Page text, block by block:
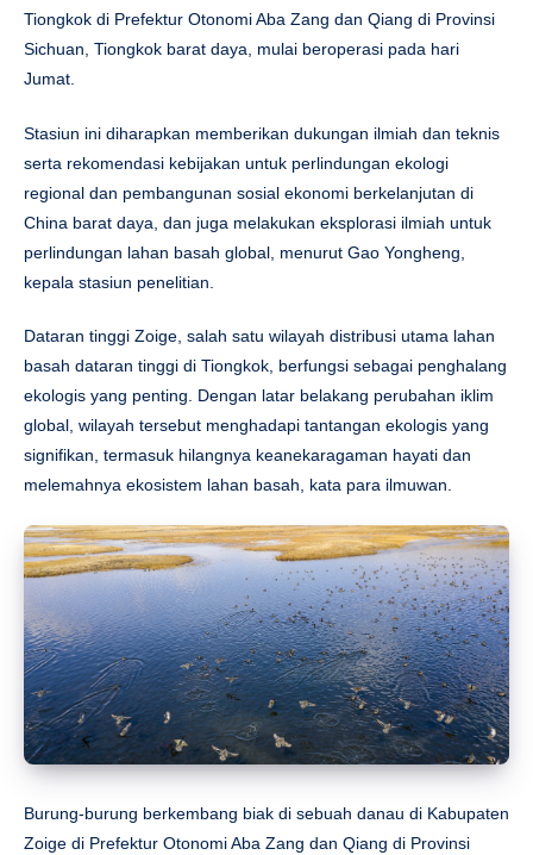
Tiongkok di Prefektur Otonomi Aba Zang dan Qiang di Provinsi
Sichuan, Tiongkok barat daya, mulai beroperasi pada hari
Jumat.
Stasiun ini diharapkan memberikan dukungan ilmiah dan teknis
serta rekomendasi kebijakan untuk perlindungan ekologi
regional dan pembangunan sosial ekonomi berkelanjutan di
China barat daya, dan juga melakukan eksplorasi ilmiah untuk
perlindungan lahan basah global, menurut Gao Yongheng,
kepala stasiun penelitian.
Dataran tinggi Zoige, salah satu wilayah distribusi utama lahan
basah dataran tinggi di Tiongkok, berfungsi sebagai penghalang
ekologis yang penting. Dengan latar belakang perubahan iklim
global, wilayah tersebut menghadapi tantangan ekologis yang
signifikan, termasuk hilangnya keanekaragaman hayati dan
melemahnya ekosistem lahan basah, kata para ilmuwan.
Burung-burung berkembang biak di sebuah danau di Kabupaten
Zoige di Prefektur Otonomi Aba Zang dan Qiang di Provinsi